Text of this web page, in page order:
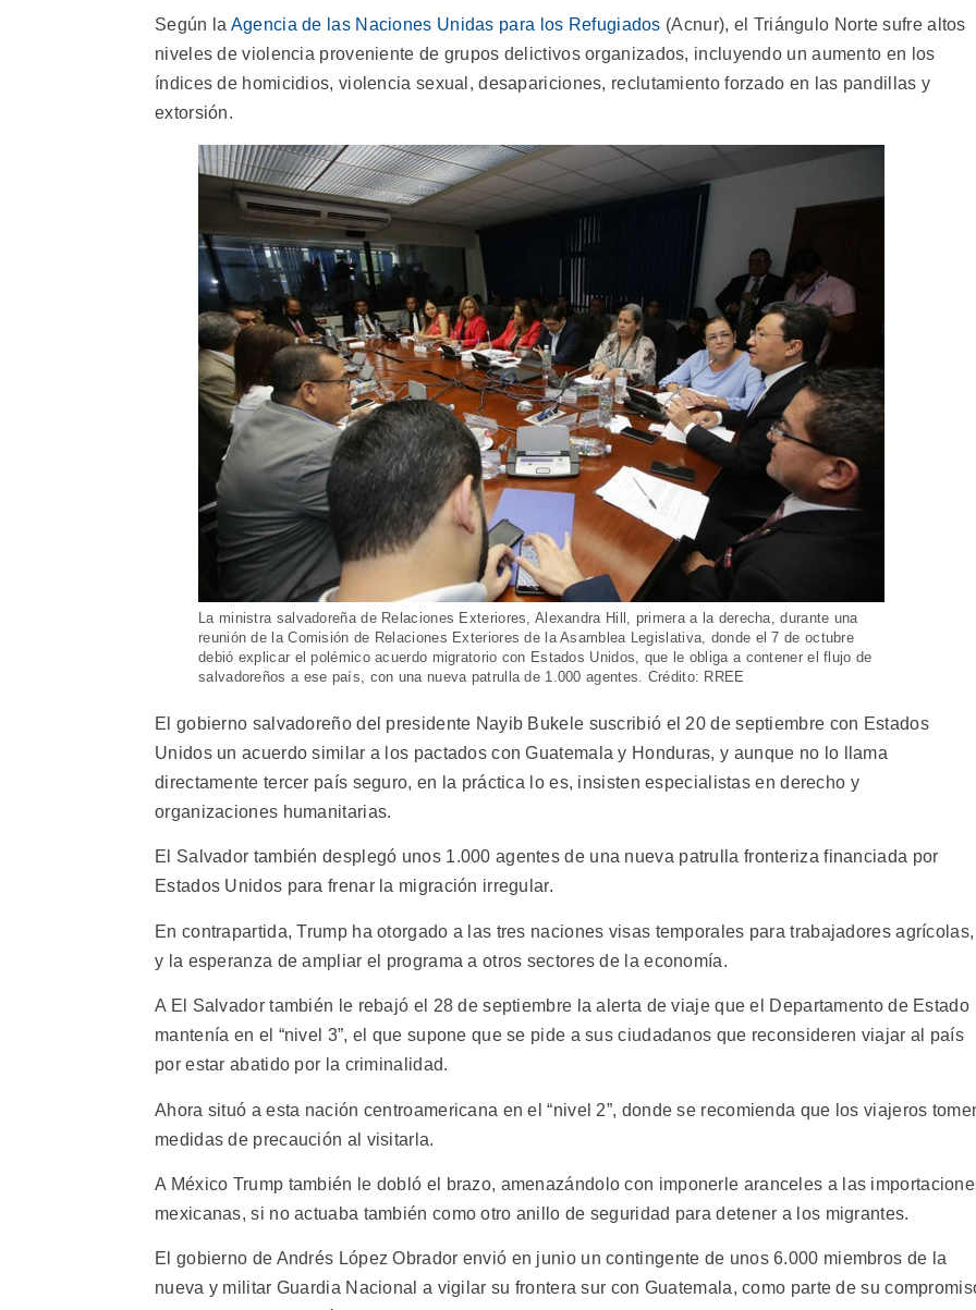
Según la Agencia de las Naciones Unidas para los Refugiados (Acnur), el Triángulo Norte sufre altos
niveles de violencia proveniente de grupos delictivos organizados, incluyendo un aumento en los
índices de homicidios, violencia sexual, desapariciones, reclutamiento forzado en las pandillas y
extorsión.
La ministra salvadoreña de Relaciones Exteriores, Alexandra Hill, primera a la derecha, durante una
reunión de la Comisión de Relaciones Exteriores de la Asamblea Legislativa, donde el 7 de octubre
debió explicar el polémico acuerdo migratorio con Estados Unidos, que le obliga a contener el flujo de
salvadoreños a ese país, con una nueva patrulla de 1.000 agentes. Crédito: RREE
El gobierno salvadoreño del presidente Nayib Bukele suscribió el 20 de septiembre con Estados
Unidos un acuerdo similar a los pactados con Guatemala y Honduras, y aunque no lo llama
directamente tercer país seguro, en la práctica lo es, insisten especialistas en derecho y
organizaciones humanitarias.
El Salvador también desplegó unos 1.000 agentes de una nueva patrulla fronteriza financiada por
Estados Unidos para frenar la migración irregular.
En contrapartida, Trump ha otorgado a las tres naciones visas temporales para trabajadores agrícolas,
y la esperanza de ampliar el programa a otros sectores de la economía.
A El Salvador también le rebajó el 28 de septiembre la alerta de viaje que el Departamento de Estado
mantenía en el “nivel 3”, el que supone que se pide a sus ciudadanos que reconsideren viajar al país
por estar abatido por la criminalidad.
Ahora situó a esta nación centroamericana en el “nivel 2”, donde se recomienda que los viajeros
medidas de precaución al visitarla.
A México Trump también le dobló el brazo, amenazándolo con imponerle aranceles a las
mexicanas, si no actuaba también como otro anillo de seguridad para detener a los migrantes.
El gobierno de Andrés López Obrador envió en junio un contingente de unos 6.000 miembros de la
nueva y militar Guardia Nacional a vigilar su frontera sur con Guatemala, como parte de su